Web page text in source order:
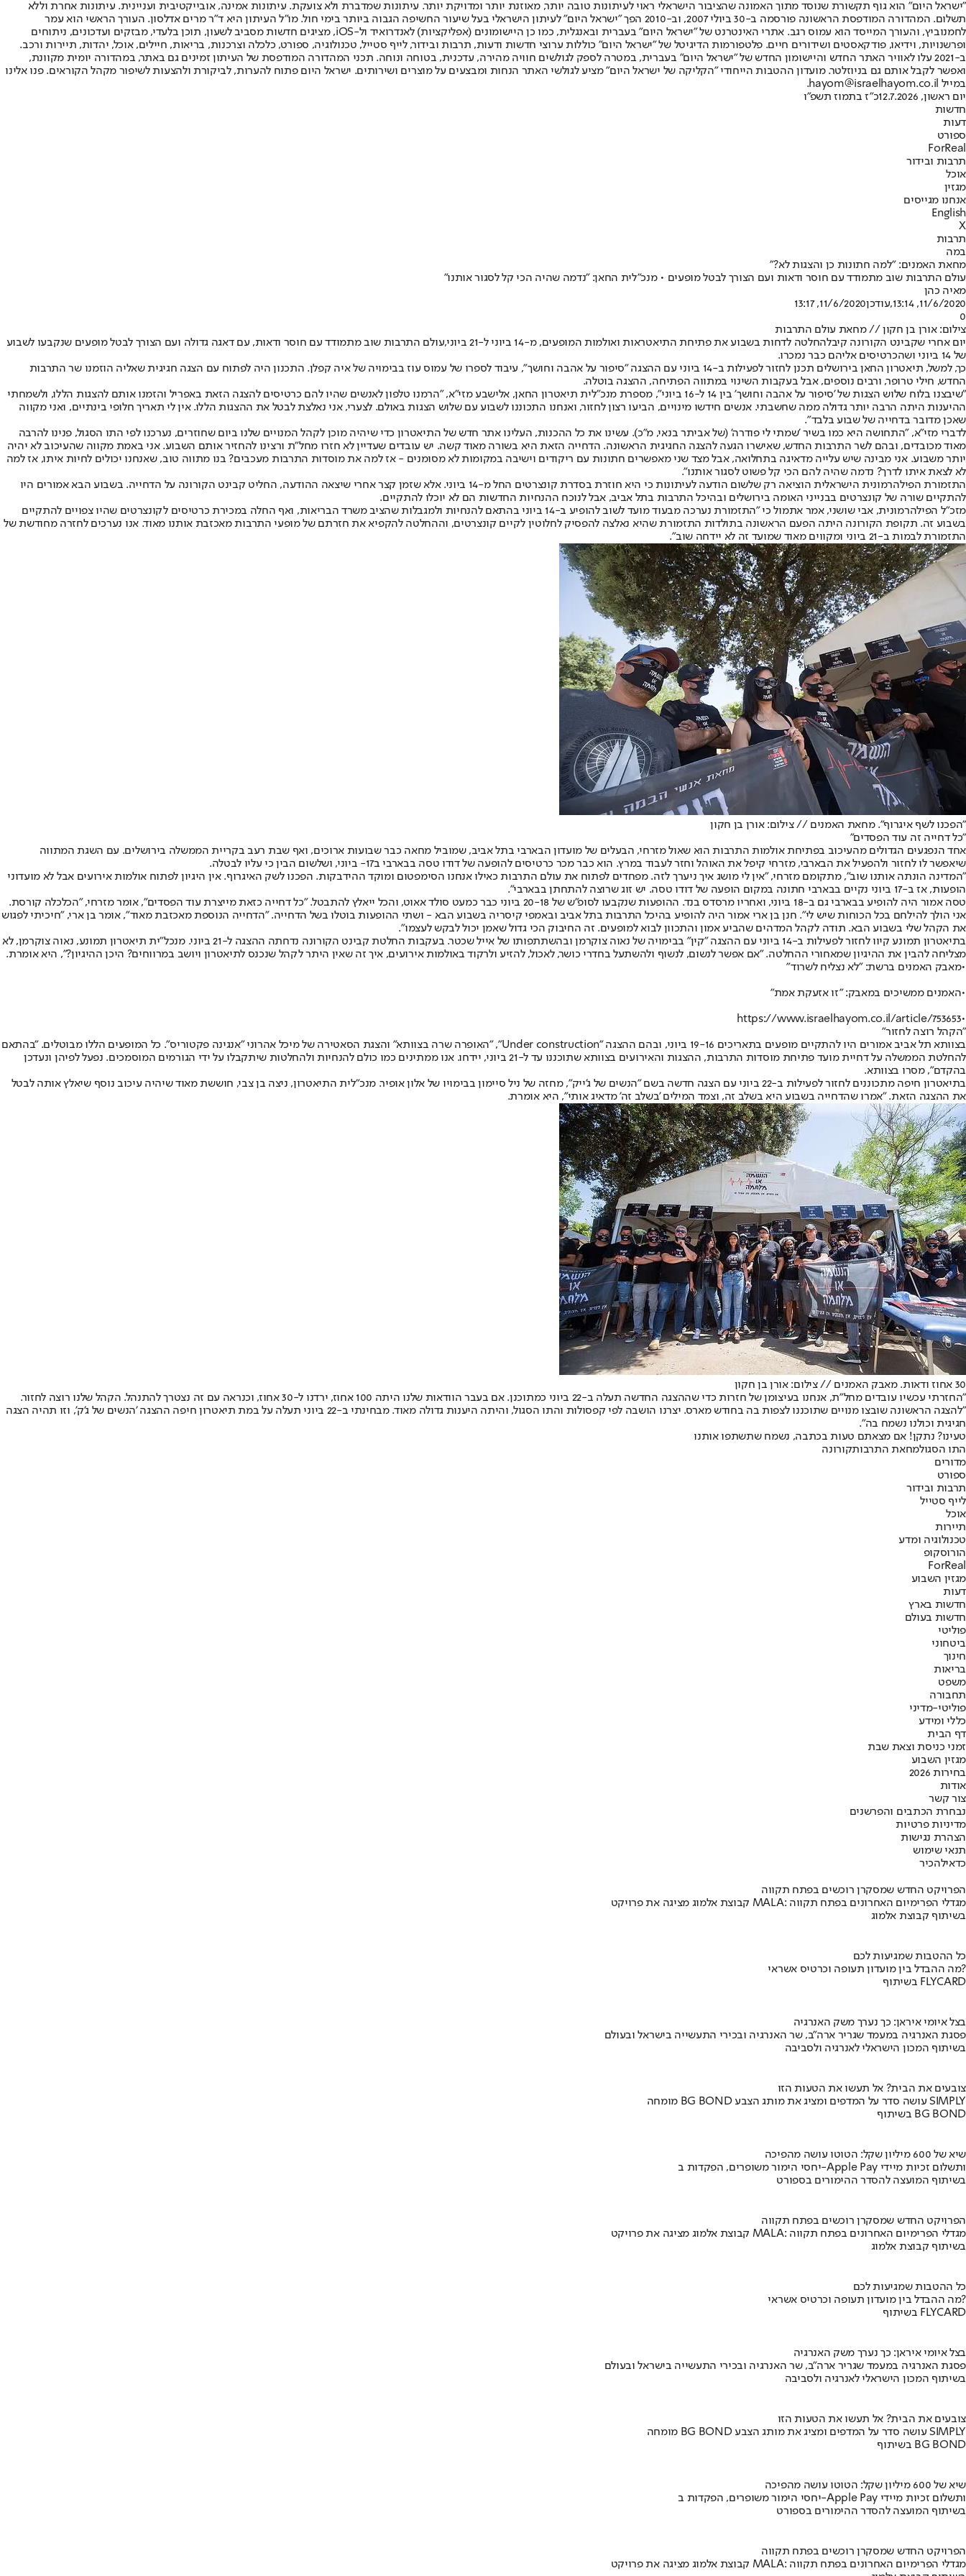
"ישראל היום" הוא גוף תקשורת שנוסד מתוך האמונה שהציבור הישראלי ראוי לעיתונות טובה יותר, מאוזנת יותר ומדויקת יותר. עיתונות שמדברת ולא צועקת. עיתונות אמינה, אובייקטיבית ועניינית. עיתונות אחרת וללא
תשלום. המהדורה המודפסת הראשונה פורסמה ב-30 ביולי 2007, וב-2010 הפך "ישראל היום" לעיתון הישראלי בעל שיעור החשיפה הגבוה ביותר בימי חול. מו"ל העיתון היא ד"ר מרים אדלסון. העורך הראשי הוא עמר
לחמנוביץ, והעורך המייסד הוא עמוס רגב. אתרי האינטרנט של "ישראל היום" בעברית ובאנגלית, כמו כן היישומונים (אפליקציות) לאנדרואיד ול-iOS, מציגים חדשות מסביב לשעון, תוכן בלעדי, מבזקים ועדכונים, ניתוחים
ופרשנויות, וידיאו, פודקאסטים ושידורים חיים. פלטפורמות הדיגיטל של "ישראל היום" כוללות ערוצי חדשות ודעות, תרבות ובידור, לייף סטייל, טכנולוגיה, ספורט, כלכלה וצרכנות, בריאות, חיילים, אוכל, יהדות, תיירות ורכב.
ב-2021 עלו לאוויר האתר החדש והיישומון החדש של "ישראל היום" בעברית, במטרה לספק לגולשים חוויה מהירה, עדכנית, בטוחה ונוחה. תכני המהדורה המודפסת של העיתון זמינים גם באתר, במהדורה יומית מקוונת,
ואפשר לקבל אותם גם בניוזלטר. מועדון ההטבות הייחודי "הקליקה של ישראל היום" מציע לגולשי האתר הנחות ומבצעים על מוצרים ושירותים. ישראל היום פתוח להערות, לביקורת ולהצעות לשיפור מקהל הקוראים. פנו אלינו
במייל hayom@israelhayom.co.il.
יום ראשון, 12.7.2026
כ"ז בתמוז תשפ"ו
חדשות
דעות
ספורט
ForReal
תרבות ובידור
אוכל
מגזין
אנחנו מגייסים
English
X
תרבות
במה
מחאת האמנים: "למה חתונות כן והצגות לא?"
עולם התרבות שוב מתמודד עם חוסר ודאות ועם הצורך לבטל מופעים • מנכ"לית החאן: "נדמה שהיה הכי קל לסגור אותנו"
מאיה כהן
11/6/2020, 13:14
,עודכן11/6/2020, 13:17
0
צילום: אורן בן חקון // מחאת עולם התרבות
יום אחרי שקבינט הקורונה קיבלהחלטה לדחות בשבוע את פתיחת התיאטראות ואולמות המופעים, מ-14 ביוני ל-21 ביוני, עולם התרבות שוב מתמודד עם חוסר ודאות, עם דאגה גדולה ועם הצורך לבטל מופעים שנקבעו לשבוע
של 14 ביוני ושהכרטיסים אליהם כבר נמכרו.
כך, למשל, תיאטרון החאן בירושלים תכנן לחזור לפעילות ב-14 ביוני עם ההצגה "סיפור על אהבה וחושך", עיבוד לספרו של עמוס עוז בבימויה של איה קפלן. התכנון היה לפתוח עם הצגה חגיגית שאליה הוזמנו שר התרבות
החדש, חילי טרופר, ורבים נוספים, אבל בעקבות השינוי במתווה הפתיחה, ההצגה בוטלה.
"שיבצנו בלוח שלוש הצגות של 'סיפור על אהבה וחושך' בין 14 ל-16 ביוני", מספרת מנכ"לית תיאטרון החאן, אלישבע מזי"א, "הרמנו טלפון לאנשים שהיו להם כרטיסים להצגה הזאת באפריל והזמנו אותם להצגות הללו, ולשמחתי
ההיענות היתה הרבה יותר גדולה ממה שחשבתי. אנשים חידשו מינויים, הביעו רצון לחזור, ואנחנו התכוננו לשבוע עם שלוש הצגות באולם. לצערי, אני נאלצת לבטל את ההצגות הללו. אין לי תאריך חלופי בינתיים, ואני מקווה
שאכן מדובר בדחייה של שבוע בלבד".
לדברי מזי"א, "התחושה היא כמו בשיר 'שמתי לי פודרה' (של אביתר בנאי, מ"כ). עשינו את כל ההכנות, העלינו אתר חדש של התיאטרון כדי שיהיה מוכן לקהל המנויים שלנו ביום שחוזרים, נערכנו לפי התו הסגול, פנינו להרבה
מאוד מכובדים, ובהם לשר התרבות החדש, שאישרו הגעה להצגה החגיגית הראשונה. הדחייה הזאת היא בשורה מאוד קשה. יש עובדים שעדיין לא חזרו מחל"ת ורצינו להחזיר אותם השבוע. אני באמת מקווה שהעיכוב לא יהיה
יותר משבוע. אני מבינה שיש עלייה מדאיגה בתחלואה, אבל מצד שני מאפשרים חתונות עם ריקודים וישיבה במקומות לא מסומנים - אז למה את מוסדות התרבות מעכבים? בנו מתווה טוב, שאנחנו יכולים לחיות איתו, אז למה
לא לצאת איתו לדרך? נדמה שהיה להם הכי קל פשוט לסגור אותנו".
התזמורת הפילהרמונית הישראלית הוציאה רק שלשום הודעה לעיתונות כי היא חוזרת בסדרת קונצרטים החל מ-14 ביוני. אלא שזמן קצר אחרי שיצאה ההודעה, החליט קבינט הקורונה על הדחייה. בשבוע הבא אמורים היו
להתקיים שורה של קונצרטים בבנייני האומה בירושלים ובהיכל התרבות בתל אביב, אבל לנוכח ההנחיות החדשות הם לא יוכלו להתקיים.
מזכ"ל הפילהרמונית, אבי שושני, אמר אתמול כי "התזמורת נערכה מבעוד מועד לשוב להופיע ב-14 ביוני בהתאם להנחיות ולמגבלות שהציב משרד הבריאות, ואף החלה במכירת כרטיסים לקונצרטים שהיו צפויים להתקיים
בשבוע זה. תקופת הקורונה היתה הפעם הראשונה בתולדות התזמורת שהיא נאלצה להפסיק לחלוטין לקיים קונצרטים, וההחלטה להקפיא את חזרתם של מופעי התרבות מאכזבת אותנו מאוד. אנו נערכים לחזרה מחודשת של
התזמורת לבמות ב-21 ביוני ומקווים מאוד שמועד זה לא יידחה שוב".
"הפכנו לשף איגרוף". מחאת האמנים // צילום: אורן בן חקון
"כל דחייה זה עוד הפסדים"
אחד הנפגעים הגדולים מהעיכוב בפתיחת אולמות התרבות הוא שאול מזרחי, הבעלים של מועדון הבארבי בתל אביב, שמוביל מחאה כבר שבועות ארוכים, ואף שבת רעב בקריית הממשלה בירושלים. עם השגת המתווה
שיאפשר לו לחזור ולהפעיל את הבארבי, מזרחי קיפל את האוהל וחזר לעבוד במרץ. הוא כבר מכר כרטיסים להופעה של דודו טסה בבארבי ב17- ביוני, ושלשום הבין כי עליו לבטלה.
"המדינה הונתה אותנו שוב", מתקומם מזרחי, "אין לי מושג איך ניערך לזה. מפחדים לפתוח את עולם התרבות כאילו אנחנו הסימפטום ומוקד ההידבקות. הפכנו לשק האיגרוף. אין היגיון לפתוח אולמות אירועים אבל לא מועדוני
הופעות, אז ב-17 ביוני נקיים בבארבי חתונה במקום הופעה של דודו טסה. יש זוג שרוצה להתחתן בבארבי".
טסה אמור היה להופיע בבארבי גם ב-18 ביוני, ואחריו מרסדס בנד. ההופעות שנקבעו לסופ"ש של 20-18 ביוני כבר כמעט סולד אאוט, והכל ייאלץ להתבטל. "כל דחייה כזאת מייצרת עוד הפסדים", אומר מזרחי, "הכלכלה קורסת.
אני הולך להילחם בכל הכוחות שיש לי". חנן בן ארי אמור היה להופיע בהיכל התרבות בתל אביב ובאמפי קיסריה בשבוע הבא - ושתי ההופעות בוטלו בשל הדחייה. "הדחייה הנוספת מאכזבת מאוד", אומר בן ארי, "חיכיתי לפגוש
את הקהל שלי בשבוע הבא. תודה לקהל המדהים שהביע אמון והתכוון לבוא למופעים. זה החיבוק הכי גדול שאמן יכול לבקש לעצמו".
בתיאטרון תמונע קיוו לחזור לפעילות ב-14 ביוני עם ההצגה "קין" בבימויה של נאוה צוקרמן ובהשתתפותו של אייל שכטר. בעקבות החלטת קבינט הקורונה נדחתה ההצגה ל-21 ביוני. מנכל"ית תיאטרון תמונע, נאוה צוקרמן, לא
מצליחה להבין את ההיגיון שמאחורי ההחלטה. "אם אפשר לנשום, לנשוף ולהשתעל בחדרי כושר, לאכול, להזיע ולרקוד באולמות אירועים, איך זה שאין היתר לקהל שנכנס לתיאטרון ויושב במרווחים? היכן ההיגיון?", היא אומרת.
•מאבק האמנים ברשת: "לא נצליח לשרוד"
•האמנים ממשיכים במאבק: "זו אזעקת אמת"
•
https://www.israelhayom.co.il/article/753653
"הקהל רוצה לחזור"
בצוותא תל אביב אמורים היו להתקיים מופעים בתאריכים 19-16 ביוני, ובהם ההצגה "Under construction", "האופרה שרה בצוותא" והצגת הסאטירה של מיכל אהרוני "אנגינה פקטוריס". כל המופעים הללו מבוטלים. "בהתאם
להחלטת הממשלה על דחיית מועד פתיחת מוסדות התרבות, ההצגות והאירועים בצוותא שתוכננו עד ל-21 ביוני, יידחו. אנו ממתינים כמו כולם להנחיות ולהחלטות שיתקבלו על ידי הגורמים המוסמכים. נפעל לפיהן ונעדכן
בהקדם", מסרו בצוותא.
בתיאטרון חיפה מתכוננים לחזור לפעילות ב-22 ביוני עם הצגה חדשה בשם "הנשים של ג'ייק", מחזה של ניל סיימון בבימויו של אלון אופיר. מנכ"לית התיאטרון, ניצה בן צבי, חוששת מאוד שיהיה עיכוב נוסף שיאלץ אותה לבטל
את ההצגה הזאת. "אמרו שהדחייה בשבוע היא בשלב זה, וצמד המילים 'בשלב זה' מדאיג אותי", היא אומרת.
30 אחוז ודאות. מאבק האמנים // צילום: אורן בן חקון
"החזרתי עכשיו עובדים מחל"ת, אנחנו בעיצומן של חזרות כדי שההצגה החדשה תעלה ב-22 ביוני כמתוכנן. אם בעבר הוודאות שלנו היתה 100 אחוז, ירדנו ל-30 אחוז, וכנראה עם זה נצטרך להתנהל. הקהל שלנו רוצה לחזור.
"להצגה הראשונה שובצו מנויים שתוכננו לצפות בה בחודש מארס. יצרנו הושבה לפי קפסולות והתו הסגול, והיתה היענות גדולה מאוד. מבחינתי ב-22 ביוני תעלה על במת תיאטרון חיפה ההצגה 'הנשים של ג'ק', וזו תהיה הצגה
חגיגית וכולנו נשמח בה".
טעינו? נתקן! אם מצאתם טעות בכתבה, נשמח שתשתפו אותנו
התו הסגולמחאת התרבותקורונה
מדורים
ספורט
תרבות ובידור
לייף סטייל
אוכל
תיירות
טכנולוגיה ומדע
הורוסקופ
ForReal
מגזין השבוע
דעות
חדשות בארץ
חדשות בעולם
פוליטי
ביטחוני
חינוך
בריאות
משפט
תחבורה
פוליטי-מדיני
כללי ומידע
דף הבית
זמני כניסת וצאת שבת
מגזין השבוע
בחירות 2026
אודות
צור קשר
נבחרת הכתבים והפרשנים
מדיניות פרטיות
הצהרת נגישות
תנאי שימוש
כדאילהכיר
הפרויקט החדש שמסקרן רוכשים בפתח תקווה
קבוצת אלמוג מציגה את פרויקט MALA: מגדלי הפרימיום האחרונים בפתח תקווה
בשיתוף קבוצת אלמוג
כל ההטבות שמגיעות לכם
מה ההבדל בין מועדון תעופה וכרטיס אשראי?
בשיתוף FLYCARD
בצל איומי איראן: כך נערך משק האנרגיה
פסגת האנרגיה במעמד שגריר ארה"ב, שר האנרגיה ובכירי התעשייה בישראל ובעולם
בשיתוף המכון הישראלי לאנרגיה ולסביבה
צובעים את הבית? אל תעשו את הטעות הזו
מומחה BG BOND עושה סדר על המדפים ומציג את מותג הצבע SIMPLY
בשיתוף BG BOND
שיא של 600 מיליון שקל: הטוטו עושה מהפיכה
יחסי הימור משופרים, הפקדות ב-Apple Pay ותשלום זכיות מיידי
בשיתוף המועצה להסדר ההימורים בספורט
הפרויקט החדש שמסקרן רוכשים בפתח תקווה
קבוצת אלמוג מציגה את פרויקט MALA: מגדלי הפרימיום האחרונים בפתח תקווה
בשיתוף קבוצת אלמוג
כל ההטבות שמגיעות לכם
מה ההבדל בין מועדון תעופה וכרטיס אשראי?
בשיתוף FLYCARD
בצל איומי איראן: כך נערך משק האנרגיה
פסגת האנרגיה במעמד שגריר ארה"ב, שר האנרגיה ובכירי התעשייה בישראל ובעולם
בשיתוף המכון הישראלי לאנרגיה ולסביבה
צובעים את הבית? אל תעשו את הטעות הזו
מומחה BG BOND עושה סדר על המדפים ומציג את מותג הצבע SIMPLY
בשיתוף BG BOND
שיא של 600 מיליון שקל: הטוטו עושה מהפיכה
יחסי הימור משופרים, הפקדות ב-Apple Pay ותשלום זכיות מיידי
בשיתוף המועצה להסדר ההימורים בספורט
הפרויקט החדש שמסקרן רוכשים בפתח תקווה
קבוצת אלמוג מציגה את פרויקט MALA: מגדלי הפרימיום האחרונים בפתח תקווה